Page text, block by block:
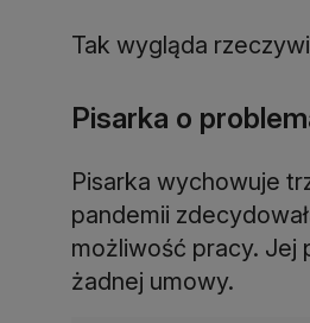
Tak wygląda
Pisarka o
Pisarka wychowuje
pandemii
możliwość pracy. Jej
żadnej umowy.